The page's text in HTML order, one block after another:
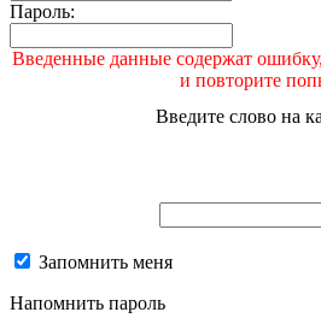
Пароль:
Введенные данные содержат
и повторите
Введите слово на
Запомнить меня
Напомнить пароль